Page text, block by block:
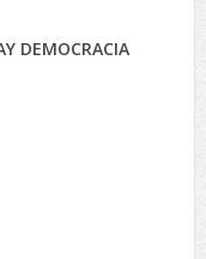
DEMOCRACIA